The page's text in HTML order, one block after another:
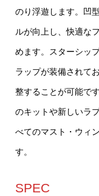
のり浮遊します。凹
ルが向上し、快適な
めます。スターシッ
ラップが装備されて
整することが可能で
のキットや新しいラ
べてのマスト・ウィ
す。
SPEC